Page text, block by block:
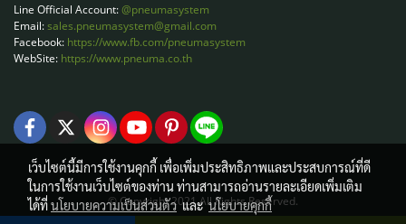
Line Official Account:@pneumasystem
Email:sales.pneumasystem@gmail.com
Facebook: https://www.fb.com/pneumasystem
WebSite: https://www.pneuma.co.th
© Copyright 2021 All Rights Reserved.
เว็บไซต์นี้มีการใช้งานคุกกี้ เพื่อเพิ่มประสิทธิภาพและประสบการณ์ที่ดี
ในการใช้งานเว็บไซต์ของท่าน ท่านสามารถอ่านรายละเอียดเพิ่มเติม
ได้ที่นโยบายความเป็นส่วนตัวและนโยบายคุกกี้